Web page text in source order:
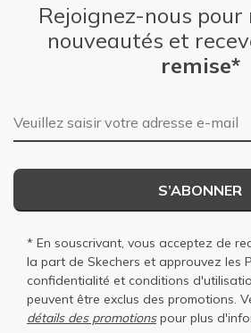
Rejoignez-nous pour
nouveautés et
remise*
Adresse e-mail
S’ABONNER
* En souscrivant, vous acceptez de
la part de Skechers et approuvez les
confidentialité et conditions
peuvent être exclus des promotions.
détails des promotionspour plus